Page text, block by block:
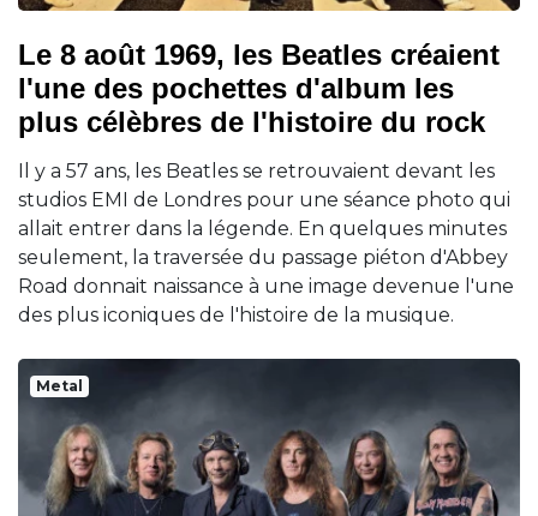
Le 8 août 1969, les Beatles créaient
l'une des pochettes d'album les
plus célèbres de l'histoire du rock
Il y a 57 ans, les Beatles se retrouvaient devant les
studios EMI de Londres pour une séance photo qui
allait entrer dans la légende. En quelques minutes
seulement, la traversée du passage piéton d'Abbey
Road donnait naissance à une image devenue l'une
des plus iconiques de l'histoire de la musique.
Metal